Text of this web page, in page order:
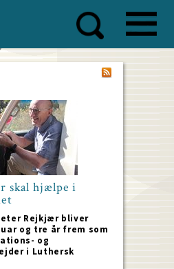
skal hjælpe i
Rejkjær bliver
og tre år frem som
og
i Luthersk